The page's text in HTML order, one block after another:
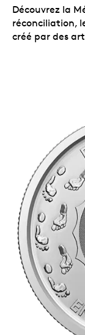
Découvrez la
réconciliation,
créé par des